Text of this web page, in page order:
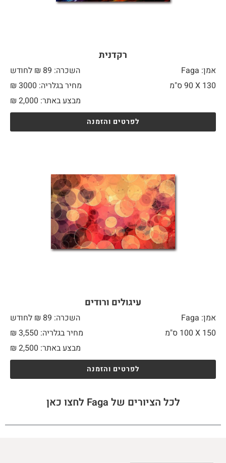
רקדנית
אמן: Faga
השכרה: 89 ₪ לחודש
130 X
מחיר בגלריה: 3000 ₪
מבצע באתר:
₪ 2,000
לפרטים והזמנה
עיגולים ורודים
אמן: Faga
השכרה: 89 ₪ לחודש
150 X
מחיר בגלריה: 3,550 ₪
מבצע באתר:
₪ 2,500
לפרטים והזמנה
לכל הציורים של Faga לחצו כאן